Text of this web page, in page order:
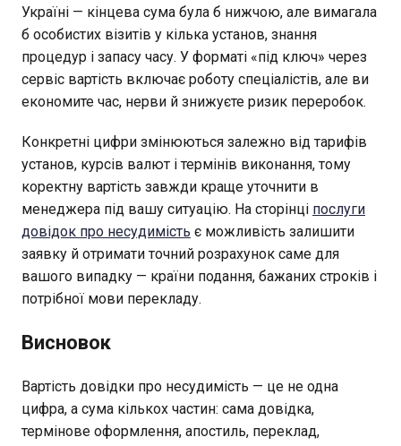
Україні — кінцева сума була б нижчою, але вимагала
б особистих візитів у кілька установ, знання
процедур і запасу часу. У форматі «під ключ» через
сервіс вартість включає роботу спеціалістів, але ви
економите час, нерви й знижуєте ризик переробок.
Конкретні цифри змінюються залежно від тарифів
установ, курсів валют і термінів виконання, тому
коректну вартість завжди краще уточнити в
менеджера під вашу ситуацію. На сторінці послуги
довідок про несудимість є можливість залишити
заявку й отримати точний розрахунок саме для
вашого випадку — країни подання, бажаних строків і
потрібної мови перекладу.
Висновок
Вартість довідки про несудимість — це не одна
цифра, а сума кількох частин: сама довідка,
термінове оформлення, апостиль, переклад,